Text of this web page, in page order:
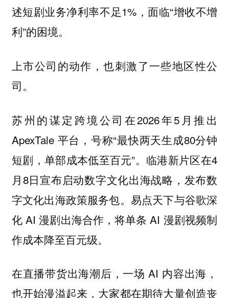
述短剧业务净利率不足1%，面临“增收不增
利”的困境。
上市公司的动作，也刺激了一些地区性公
司。
苏州的谋定跨境公司在2026年5月推出
ApexTale 平台，号称“最快两天生成80分钟
短剧，单部成本低至百元”。临港新片区在4
月8日宣布启动数字文化出海战略，发布数
字文化出海政策服务包。易点天下与谷歌深
化 AI 漫剧出海合作，将单条 AI 漫剧视频制
作成本降至百元级。
在直播带货出海潮后，一场 AI 内容出海，
也开始漫溢起来，大家都在期待大量创造丧